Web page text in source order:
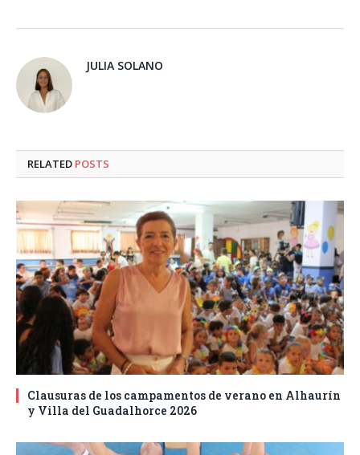
JULIA SOLANO
RELATED POSTS
Clausuras de los campamentos de verano en Alhaurín
y Villa del Guadalhorce 2026